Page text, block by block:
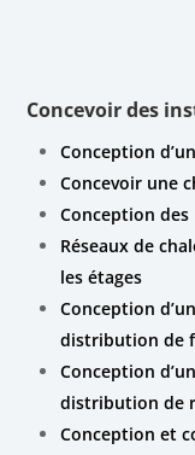
Concevoir des
Conception
Concevoir une
Conception
Réseaux de
les étages
Conception
distribution de
Conception
distribution de
Conception et